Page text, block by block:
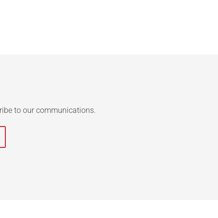
to our communications.